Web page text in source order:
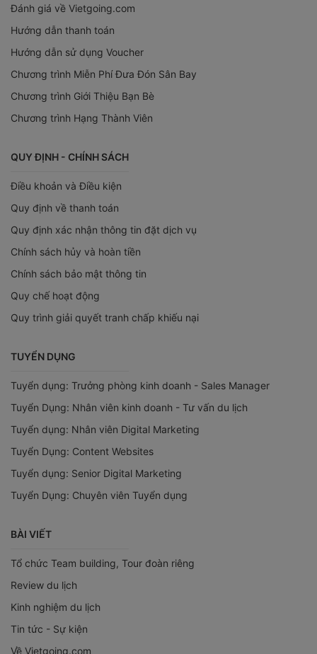
Đánh giá về Vietgoing.com
Hướng dẫn thanh toán
Hướng dẫn sử dụng Voucher
Chương trình Miễn Phí Đưa Đón Sân Bay
Chương trình Giới Thiệu Bạn Bè
Chương trình Hạng Thành Viên
QUY ĐỊNH - CHÍNH SÁCH
Điều khoản và Điều kiện
Quy định về thanh toán
Quy định xác nhận thông tin đặt dịch vụ
Chính sách hủy và hoàn tiền
Chính sách bảo mật thông tin
Quy chế hoạt động
Quy trình giải quyết tranh chấp khiếu nại
TUYỂN DỤNG
Tuyển dụng: Trưởng phòng kinh doanh - Sales Manager
Tuyển Dụng: Nhân viên kinh doanh - Tư vấn du lịch
Tuyển dụng: Nhân viên Digital Marketing
Tuyển Dụng: Content Websites
Tuyển dụng: Senior Digital Marketing
Tuyển Dụng: Chuyên viên Tuyển dụng
BÀI VIẾT
Tổ chức Team building, Tour đoàn riêng
Review du lịch
Kinh nghiệm du lịch
Tin tức - Sự kiện
Về Vietgoing.com